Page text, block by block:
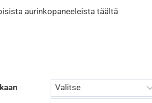
aurinkopaneeleista täältä